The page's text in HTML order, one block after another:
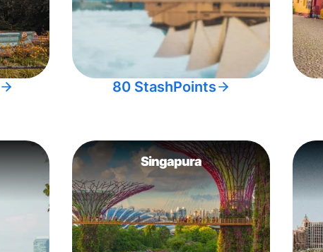
80 StashPoints
Singapura